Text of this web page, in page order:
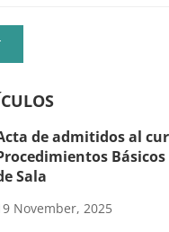
de admitidos al
Sala
November, 2025